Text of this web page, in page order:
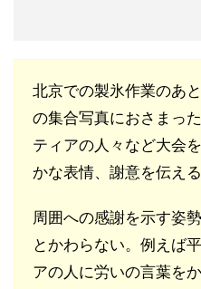
北京での製氷作業のあ
の集合写真におさまっ
ティアの人々など大会
かな表情、謝意を伝え
周囲への感謝を示す姿
とかわらない。例えば
アの人に労いの言葉を